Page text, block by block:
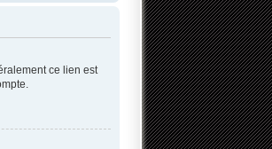
ce lien est